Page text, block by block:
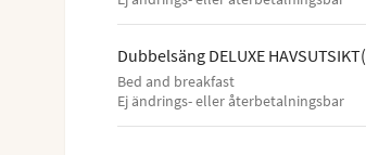
Dubbelsäng DELUXE HAVSUTSIKT(
Bed and breakfast
Ej ändrings- eller återbetalningsbar